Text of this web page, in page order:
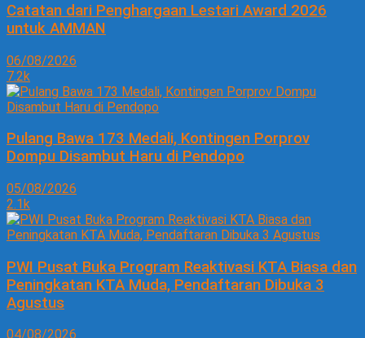
Catatan dari Penghargaan Lestari Award 2026
untuk AMMAN
06/08/2026
7.2k
Pulang Bawa 173 Medali, Kontingen Porprov
Dompu Disambut Haru di Pendopo
05/08/2026
2.1k
PWI Pusat Buka Program Reaktivasi KTA Biasa dan
Peningkatan KTA Muda, Pendaftaran Dibuka 3
Agustus
04/08/2026